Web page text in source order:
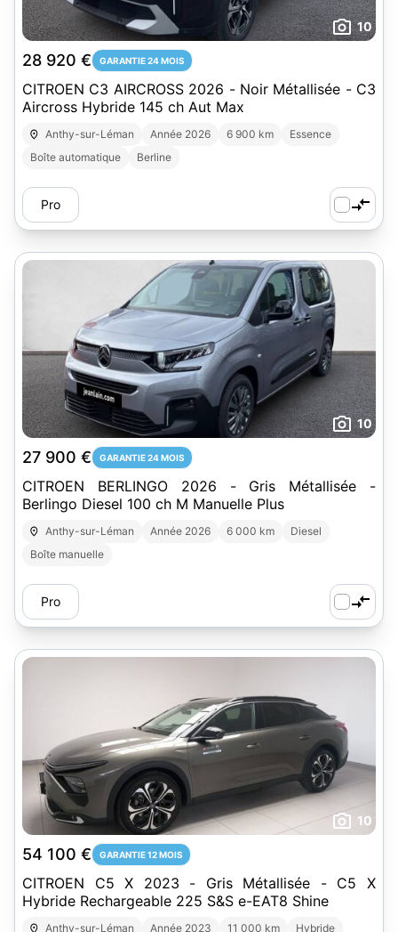
10
28 920 € GARANTIE 24 MOIS
CITROEN C3 AIRCROSS 2026 - Noir Métallisée - C3
Aircross Hybride 145 ch Aut Max
Anthy-sur-Léman Année 2026 6 900 km
Essence
Boîte automatique
Berline
Pro
10
27 900 € GARANTIE 24 MOIS
CITROEN BERLINGO 2026 - Gris Métallisée -
Berlingo Diesel 100 ch M Manuelle Plus
Anthy-sur-Léman Année 2026 6 000 km
Diesel
Boîte manuelle
Pro
10
54 100 € GARANTIE 12 MOIS
CITROEN C5 X 2023 - Gris Métallisée - C5 X
Hybride Rechargeable 225 S&S e-EAT8 Shine
Anthy-sur-Léman Année 2023 11 000 km
Hybride